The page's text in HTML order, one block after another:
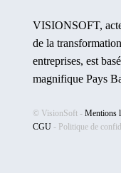
VISIONSOFT,
de la
entreprises, est
magnifique Pays
© VisionSoft -Mentions
CGU - Politique de